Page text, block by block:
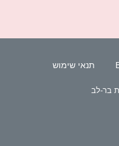
תנאי שימוש